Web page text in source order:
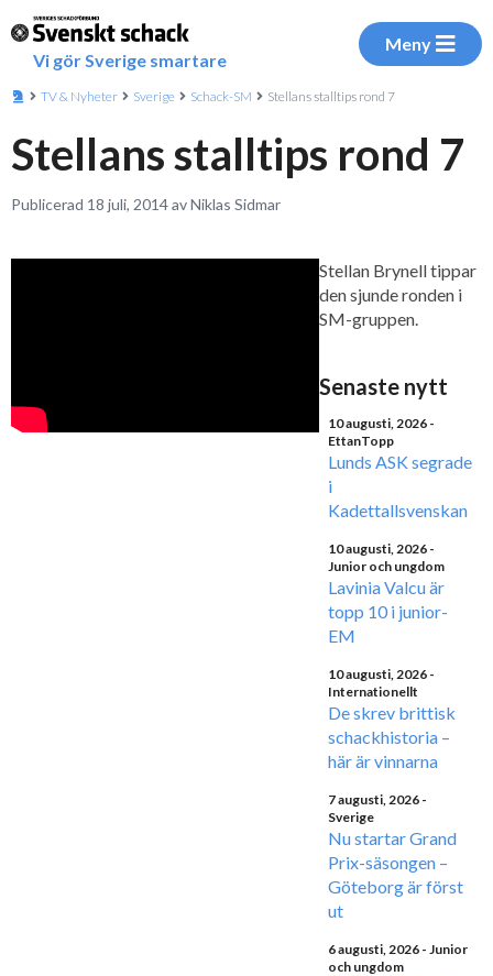
Vi gör Sverige smartare
Meny
TV & Nyheter Sverige Schack-SM Stellans stalltips rond 7
Stellans stalltips rond 7
Publicerad 18 juli, 2014 av Niklas Sidmar
Stellan Brynell tippar
den sjunde ronden i
SM-gruppen.
Senaste nytt
10 augusti, 2026 -
EttanTopp
Lunds ASK segrade
i
Kadettallsvenskan
10 augusti, 2026 -
Junior och ungdom
Lavinia Valcu är
topp 10 i junior-
EM
10 augusti, 2026 -
Internationellt
De skrev brittisk
schackhistoria –
här är vinnarna
7 augusti, 2026 -
Sverige
Nu startar Grand
Prix-säsongen –
Göteborg är först
ut
6 augusti, 2026 - Junior
och ungdom